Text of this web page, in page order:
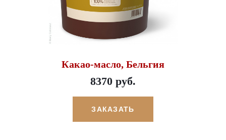
Какао-масло, Бельгия
8370 руб.
ЗАКАЗАТЬ